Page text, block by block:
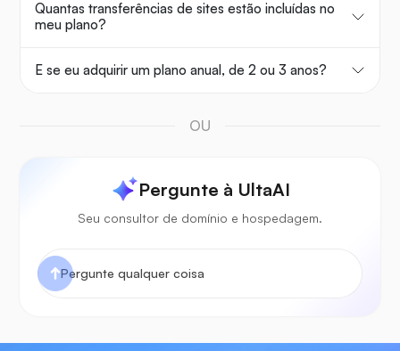
Quantas transferências de sites estão incluídas no
meu plano?
E se eu adquirir um plano anual, de 2 ou 3 anos?
OU
Pergunte à UltaAI
Seu consultor de domínio e hospedagem.